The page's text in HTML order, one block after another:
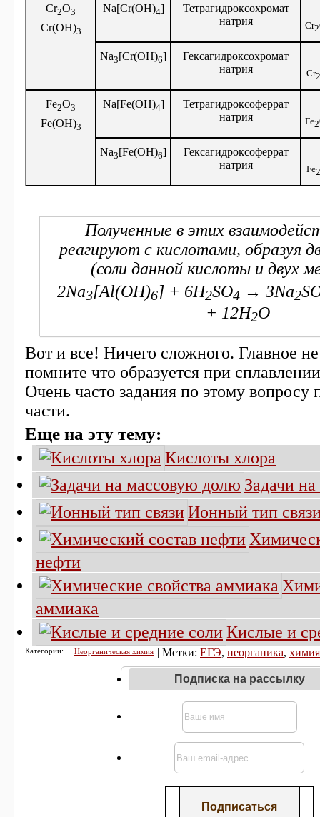
Cr2O3
Cr(OH)3
Na[Cr(OH)4]
Тетрагидроксохромат
натрия
Cr2
Na3[Cr(OH)6]
Гексагидроксохромат
натрия
Cr2
Fe2O3
Fe(OH)3
Na[Fe(OH)4]
Тетрагидроксоферрат
натрия
Fe2
Na3[Fe(OH)6]
Гексагидроксоферрат
натрия
Fe2
Полученные в этих
реагируют с кислотами, образуя
(соли данной кислоты и двух
2Na3[Al(OH)6] + 6H2SO4 → 3Na2
+ 12H2O
Вот и все! Ничего сложного. Главное
помните что образуется при
Очень часто задания по этому вопросу
части.
Еще на эту тему:
Кислоты хлора
Задачи
Ионный тип
нефти
аммиака
Кислые и
Категории: Неорганическая химия | Метки: ЕГЭ, неорганика, химия
Подписка на рассылку